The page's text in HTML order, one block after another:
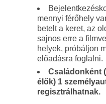
mennyi férőhely
betelt a keret, az
sajnos erre a
helyek, próbáljon
előadásra foglalni.
Családonként
élők) 1
regisztrálhatnak.